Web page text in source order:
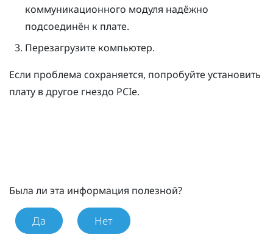
коммуникационного модуля надёжно
подсоединён к плате.
Перезагрузите компьютер.
Если проблема сохраняется, попробуйте установить
плату в другое гнездо PCIe.
Была ли эта информация полезной?
Да Нет